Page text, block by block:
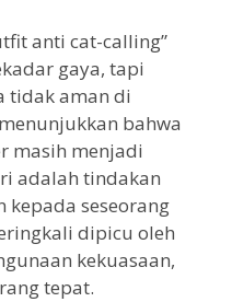
anti cat-calling”
gaya, tapi
tidak aman di
bahwa
masih menjadi
adalah tindakan
seseorang
dipicu oleh
kekuasaan,
tepat.